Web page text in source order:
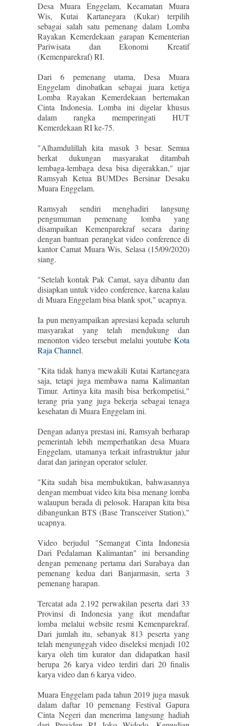
Desa Muara Enggelam, Kecamatan Muara
Wis, Kutai Kartanegara (Kukar) terpilih
sebagai salah satu pemenang dalam Lomba
Rayakan Kemerdekaan garapan Kementerian
Pariwisata dan Ekonomi Kreatif
(Kemenparekraf) RI.
Dari 6 pemenang utama, Desa Muara
Enggelam dinobatkan sebagai juara ketiga
Lomba Rayakan Kemerdekaan bertemakan
Cinta Indonesia. Lomba ini digelar khusus
dalam rangka memperingati HUT
Kemerdekaan RI ke-75.
"Alhamdulillah kita masuk 3 besar. Semua
berkat dukungan masyarakat ditambah
lembaga-lembaga desa bisa digerakkan," ujar
Ramsyah Ketua BUMDes Bersinar Desaku
Muara Enggelam.
Ramsyah sendiri menghadiri langsung
pengumuman pemenang lomba yang
disampaikan Kemenparekraf secara daring
dengan bantuan perangkat video conference di
kantor Camat Muara Wis, Selasa (15/09/2020)
siang.
"Setelah kontak Pak Camat, saya dibantu dan
disiapkan untuk video conference, karena kalau
di Muara Enggelam bisa blank spot," ucapnya.
Ia pun menyampaikan apresiasi kepada seluruh
masyarakat yang telah mendukung dan
menonton video tersebut melalui youtube Kota
Raja Channel.
"Kita tidak hanya mewakili Kutai Kartanegara
saja, tetapi juga membawa nama Kalimantan
Timur. Artinya kita masih bisa berkompetisi,"
terang pria yang juga bekerja sebagai tenaga
kesehatan di Muara Enggelam ini.
Dengan adanya prestasi ini, Ramsyah berharap
pemerintah lebih memperhatikan desa Muara
Enggelam, utamanya terkait infrastruktur jalur
darat dan jaringan operator seluler.
"Kita sudah bisa membuktikan, bahwasannya
dengan membuat video kita bisa menang lomba
walaupun berada di pelosok. Harapan kita bisa
dibangunkan BTS (Base Transceiver Station),"
ucapnya.
Video berjudul "Semangat Cinta Indonesia
Dari Pedalaman Kalimantan" ini bersanding
dengan pemenang pertama dari Surabaya dan
pemenang kedua dari Banjarmasin, serta 3
pemenang harapan.
Tercatat ada 2.192 perwakilan peserta dari 33
Provinsi di Indonesia yang ikut mendaftar
lomba melalui website resmi Kemenparekraf.
Dari jumlah itu, sebanyak 813 peserta yang
telah mengunggah video diseleksi menjadi 102
karya oleh tim kurator dan didapatkan hasil
berupa 26 karya video terdiri dari 20 finalis
karya video dan 6 karya video.
Muara Enggelam pada tahun 2019 juga masuk
dalam daftar 10 pemenang Festival Gapura
Cinta Negeri dan menerima langsung hadiah